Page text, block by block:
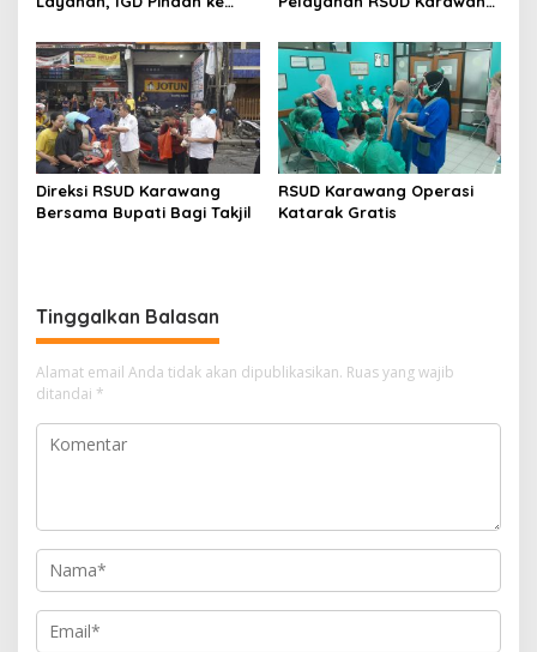
Ruang Rawat Inap PEDES
Berkapasitas 31 Tempat
Tidur
Direksi RSUD Karawang
Bersama Bupati Bagi Takjil
RSUD Karawang Operasi
Katarak Gratis
Tinggalkan Balasan
Alamat email Anda tidak akan dipublikasikan. Ruas yang wajib
ditandai *